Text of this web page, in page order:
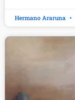
Hermano Araruna